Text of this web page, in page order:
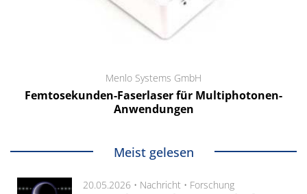
Menlo Systems GmbH
Femtosekunden-Faserlaser für Multiphotonen-
Anwendungen
Meist gelesen
20.05.2026 • Nachricht • Forschung